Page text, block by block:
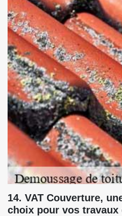
14. VAT Couverture,
choix pour vos travaux